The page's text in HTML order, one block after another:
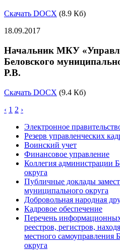
Скачать DOCX (8.9 Кб)
18.09.2017
Начальник МКУ
Беловского
Р.В.
Скачать DOCX (9.4 Кб)
‹ 1 2 ›
Электронное
Резерв управленческих
Воинский учет
Финансовое управление
Коллегия администрации
округа
Публичные доклады
муниципального округа
Добровольная народная
Кадровое обеспечение
Перечень
реестров, регистров,
местного самоуправления
округа